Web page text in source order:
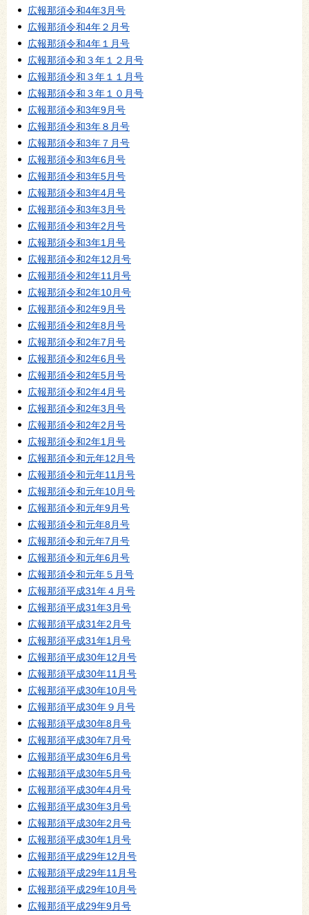
広報那須令和4年3月号
広報那須令和4年２月号
広報那須令和4年１月号
広報那須令和３年１２月号
広報那須令和３年１１月号
広報那須令和３年１０月号
広報那須令和3年9月号
広報那須令和3年８月号
広報那須令和3年７月号
広報那須令和3年6月号
広報那須令和3年5月号
広報那須令和3年4月号
広報那須令和3年3月号
広報那須令和3年2月号
広報那須令和3年1月号
広報那須令和2年12月号
広報那須令和2年11月号
広報那須令和2年10月号
広報那須令和2年9月号
広報那須令和2年8月号
広報那須令和2年7月号
広報那須令和2年6月号
広報那須令和2年5月号
広報那須令和2年4月号
広報那須令和2年3月号
広報那須令和2年2月号
広報那須令和2年1月号
広報那須令和元年12月号
広報那須令和元年11月号
広報那須令和元年10月号
広報那須令和元年9月号
広報那須令和元年8月号
広報那須令和元年7月号
広報那須令和元年6月号
広報那須令和元年５月号
広報那須平成31年４月号
広報那須平成31年3月号
広報那須平成31年2月号
広報那須平成31年1月号
広報那須平成30年12月号
広報那須平成30年11月号
広報那須平成30年10月号
広報那須平成30年９月号
広報那須平成30年8月号
広報那須平成30年7月号
広報那須平成30年6月号
広報那須平成30年5月号
広報那須平成30年4月号
広報那須平成30年3月号
広報那須平成30年2月号
広報那須平成30年1月号
広報那須平成29年12月号
広報那須平成29年11月号
広報那須平成29年10月号
広報那須平成29年9月号